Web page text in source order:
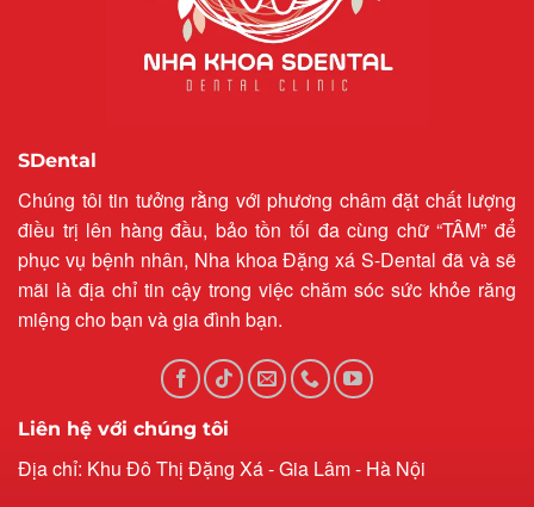
SDental
Chúng tôi tin tưởng rằng với phương châm đặt chất lượng
điều trị lên hàng đầu, bảo tồn tối đa cùng chữ “TÂM” để
phục vụ bệnh nhân, Nha khoa Đặng xá S-Dental đã và sẽ
mãi là địa chỉ tin cậy trong việc chăm sóc sức khỏe răng
miệng cho bạn và gia đình bạn.
Liên hệ với chúng tôi
Địa chỉ: Khu Đô Thị Đặng Xá - Gia Lâm - Hà Nội